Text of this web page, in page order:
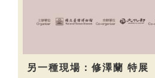
另一種現場：修澤蘭 特展